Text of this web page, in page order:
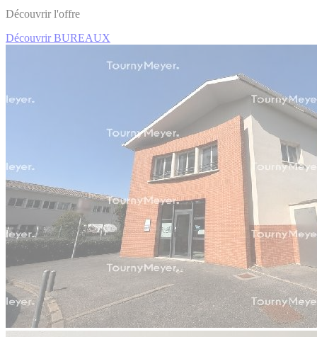
Découvrir l'offre
Découvrir BUREAUX